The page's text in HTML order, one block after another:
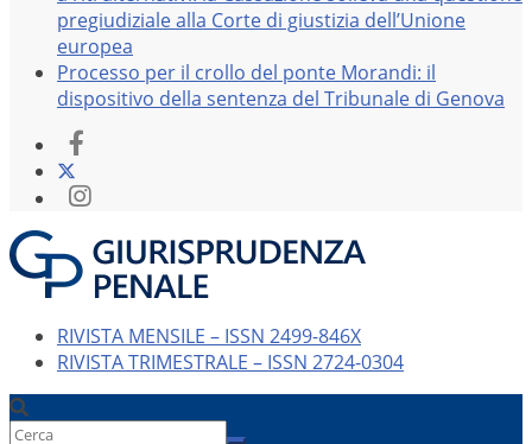
pregiudiziale alla Corte di giustizia dell’Unione
europea
Processo per il crollo del ponte Morandi: il
dispositivo della sentenza del Tribunale di Genova
RIVISTA MENSILE – ISSN 2499-846X
RIVISTA TRIMESTRALE – ISSN 2724-0304